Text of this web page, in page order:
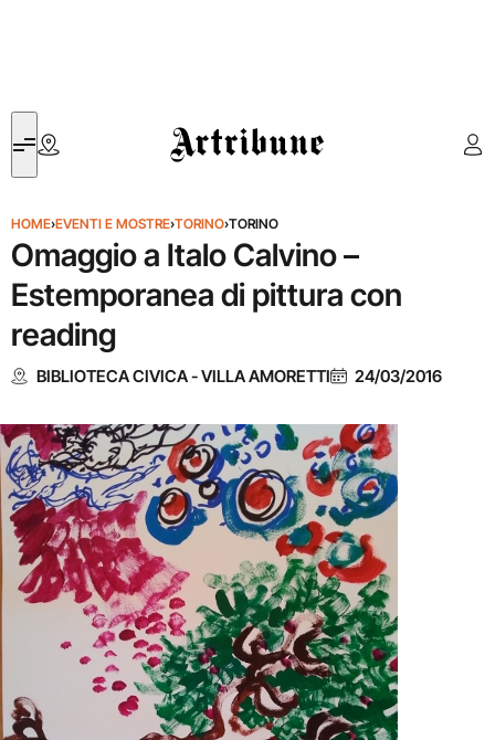
Artribune
HOME›EVENTI E MOSTRE›TORINO›TORINO
Omaggio a Italo Calvino –
Estemporanea di pittura con
reading
BIBLIOTECA CIVICA - VILLA AMORETTI 24/03/2016